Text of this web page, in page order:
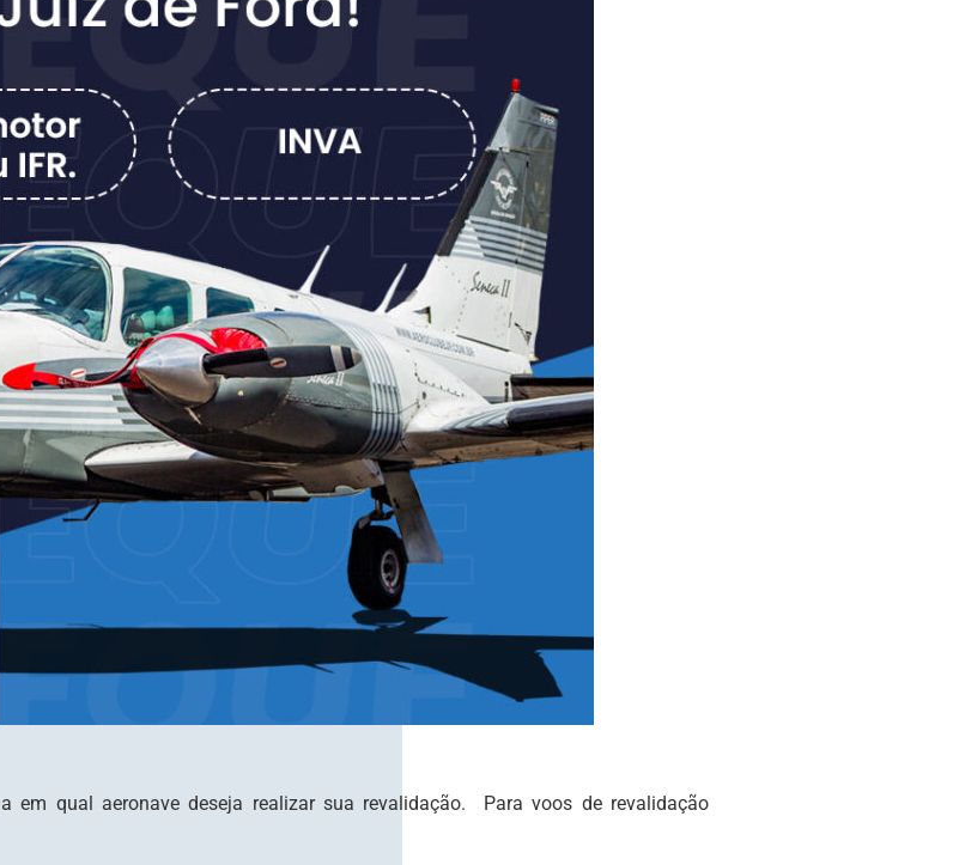
em qual aeronave deseja realizar sua revalidação. Para voos de revalidação